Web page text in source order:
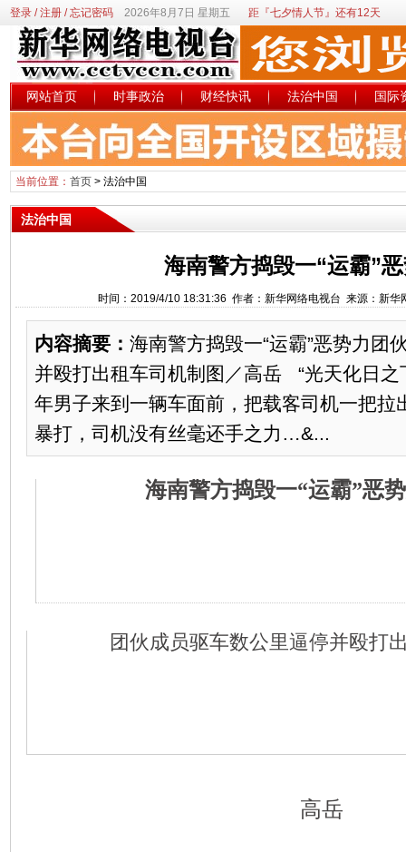
登录/注册/忘记密码 2026年8月7日 星期五 距『七夕情人节』还有12天
网站首页 时事政治 财经快讯 法治中国 国际
当前位置： 首页> 法治中国
法治中国
海南警方捣毁一“运霸”
时间：2019/4/10 18:31:36 作者：新华网络电视台 来源：新
内容摘要： 海南警方捣毁一“运霸”恶势力团
并殴打出租车司机制图／高岳 “光天化日之
年男子来到一辆车面前，把载客司机一把拉
暴打，司机没有丝毫还手之力…&...
海南警方捣毁一“运霸”恶
团伙成员驱车数公里逼停并殴打
高岳